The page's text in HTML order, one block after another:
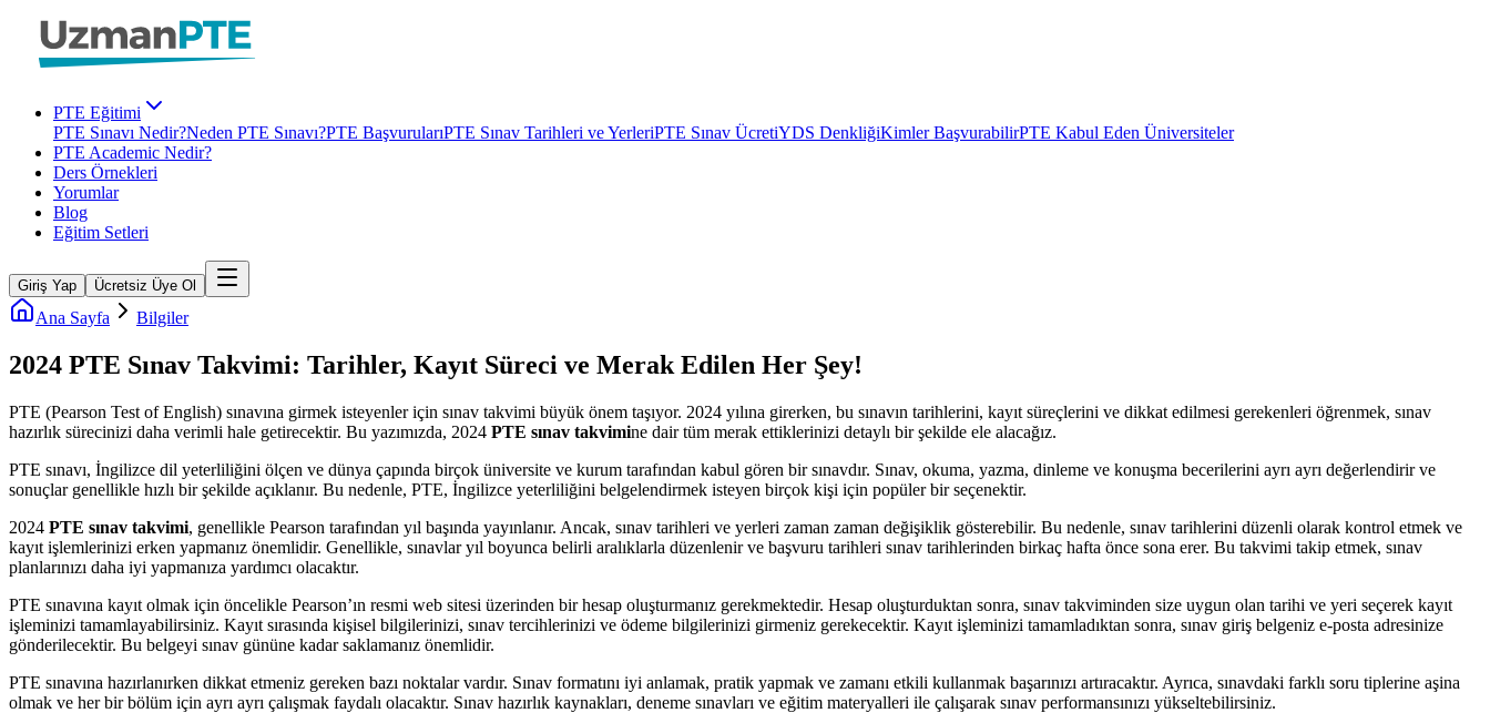
PTE Eğitimi
PTE Sınavı Nedir?Neden PTE Sınavı?PTE BaşvurularıPTE Sınav Tarihleri ve YerleriPTE Sınav ÜcretiYDS DenkliğiKimler BaşvurabilirPTE Kabul Eden Üniversiteler
PTE Academic Nedir?
Ders Örnekleri
Yorumlar
Blog
Eğitim Setleri
Giriş Yap Ücretsiz Üye Ol
Ana Sayfa Bilgiler
2024 PTE Sınav Takvimi: Tarihler, Kayıt Süreci ve Merak Edilen Her Şey!
PTE (Pearson Test of English) sınavına girmek isteyenler için sınav takvimi büyük önem taşıyor. 2024 yılına girerken, bu sınavın tarihlerini, kayıt süreçlerini ve dikkat edilmesi gerekenleri öğrenmek, sınav
hazırlık sürecinizi daha verimli hale getirecektir. Bu yazımızda, 2024 PTE sınav takvimine dair tüm merak ettiklerinizi detaylı bir şekilde ele alacağız.
PTE sınavı, İngilizce dil yeterliliğini ölçen ve dünya çapında birçok üniversite ve kurum tarafından kabul gören bir sınavdır. Sınav, okuma, yazma, dinleme ve konuşma becerilerini ayrı ayrı değerlendirir ve
sonuçlar genellikle hızlı bir şekilde açıklanır. Bu nedenle, PTE, İngilizce yeterliliğini belgelendirmek isteyen birçok kişi için popüler bir seçenektir.
2024 PTE sınav takvimi, genellikle Pearson tarafından yıl başında yayınlanır. Ancak, sınav tarihleri ve yerleri zaman zaman değişiklik gösterebilir. Bu nedenle, sınav tarihlerini düzenli olarak kontrol etmek ve
kayıt işlemlerinizi erken yapmanız önemlidir. Genellikle, sınavlar yıl boyunca belirli aralıklarla düzenlenir ve başvuru tarihleri sınav tarihlerinden birkaç hafta önce sona erer. Bu takvimi takip etmek, sınav
planlarınızı daha iyi yapmanıza yardımcı olacaktır.
PTE sınavına kayıt olmak için öncelikle Pearson’ın resmi web sitesi üzerinden bir hesap oluşturmanız gerekmektedir. Hesap oluşturduktan sonra, sınav takviminden size uygun olan tarihi ve yeri seçerek kayıt
işleminizi tamamlayabilirsiniz. Kayıt sırasında kişisel bilgilerinizi, sınav tercihlerinizi ve ödeme bilgilerinizi girmeniz gerekecektir. Kayıt işleminizi tamamladıktan sonra, sınav giriş belgeniz e-posta adresinize
gönderilecektir. Bu belgeyi sınav gününe kadar saklamanız önemlidir.
PTE sınavına hazırlanırken dikkat etmeniz gereken bazı noktalar vardır. Sınav formatını iyi anlamak, pratik yapmak ve zamanı etkili kullanmak başarınızı artıracaktır. Ayrıca, sınavdaki farklı soru tiplerine aşina
olmak ve her bir bölüm için ayrı ayrı çalışmak faydalı olacaktır. Sınav hazırlık kaynakları, deneme sınavları ve eğitim materyalleri ile çalışarak sınav performansınızı yükseltebilirsiniz.